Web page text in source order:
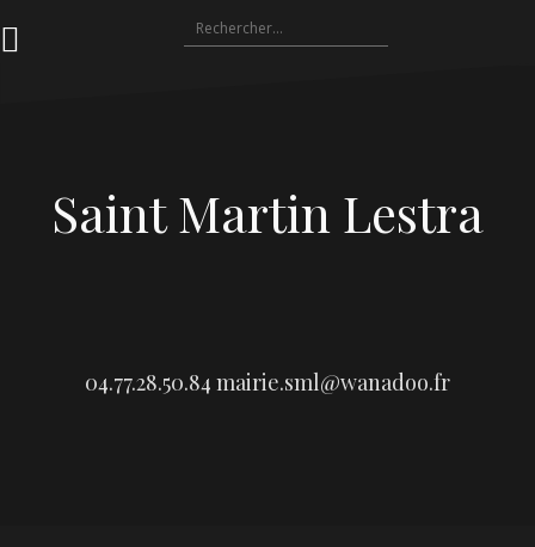
au
Rechercher :
Saint Martin Lestra
04.77.28.50.84 mairie.sml@wanadoo.fr